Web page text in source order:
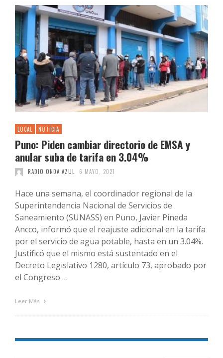
LOCAL NOTICIA
Puno: Piden cambiar directorio de EMSA y
anular suba de tarifa en 3.04%
RADIO ONDA AZUL 6 MAYO, 2021
Hace una semana, el coordinador regional de la
Superintendencia Nacional de Servicios de
Saneamiento (SUNASS) en Puno, Javier Pineda
Ancco, informó que el reajuste adicional en la tarifa
por el servicio de agua potable, hasta en un 3.04%.
Justificó que el mismo está sustentado en el
Decreto Legislativo 1280, artículo 73, aprobado por
el Congreso …
Leer Más